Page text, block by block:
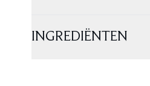
INGREDIËNTEN